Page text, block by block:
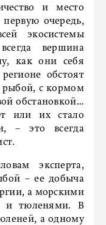
и место
очередь,
экосистемы
вершина
как они себя
обстоят
рыбой, с кормом
обстановкой…
или их стало
– это всегда
эксперта,
– ее добыча
а морскими
и тюленями. В
а одному